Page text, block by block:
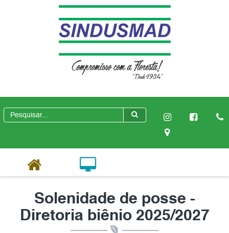
Solenidade de posse -
Diretoria biênio 2025/2027